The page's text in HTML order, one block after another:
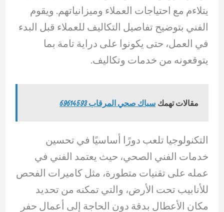
يتلاءم مع احتياجات العملاء وميزانياتهم. ويقوم
الفني بتوضيح تفاصيل التكاليف للعملاء قبل البدء
في العمل، حتى يكونوا على دراية تامة بما
يتوقعونه من خدمات وتكاليف.
مقالات تهمك سباك صحي المرقاب 69614593
التكنولوجيا تلعب دورًا أساسيًا في تحسين
خدمات الفني الصحي، حيث يعتمد الفني في
عمله على تقنيات متطورة، مثل كاميرات الفحص
للأنابيب تحت الأرض، والتي تمكنه من تحديد
مكان الأعطال بدقة دون الحاجة إلى أعمال حفر